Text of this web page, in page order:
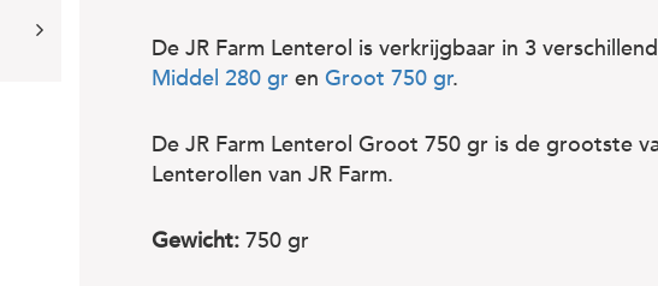
De JR Farm Lenterol is verkrijgbaar in 3
Middel 280 gr en Groot 750 gr.
De JR Farm Lenterol Groot 750 gr is de grootste
Lenterollen van JR Farm.
Gewicht: 750 gr